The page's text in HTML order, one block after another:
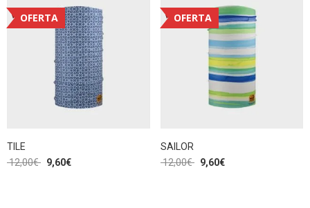
OFERTA
TILE
12,00€ 9,60€
OFERTA
SAILOR
12,00€ 9,60€